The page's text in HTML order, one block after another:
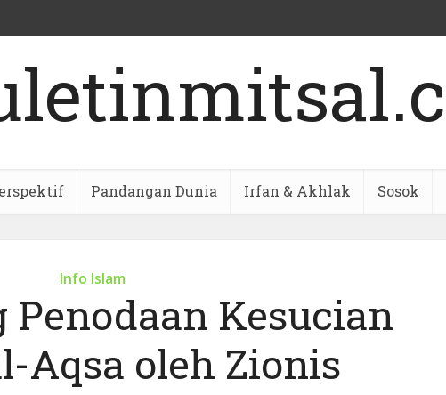
Pandangan Dunia Irfan & Akhlak Sosok
Info Islam
Penodaan Kesucian
Aqsa oleh Zionis